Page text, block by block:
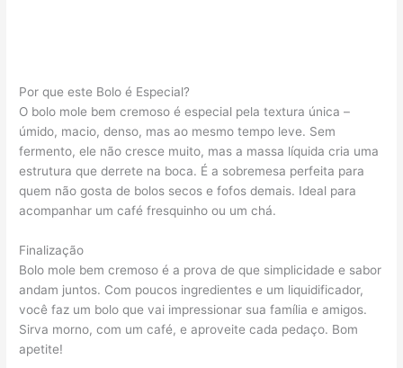
Por que este Bolo é Especial?
O bolo mole bem cremoso é especial pela textura única –
úmido, macio, denso, mas ao mesmo tempo leve. Sem
fermento, ele não cresce muito, mas a massa líquida cria uma
estrutura que derrete na boca. É a sobremesa perfeita para
quem não gosta de bolos secos e fofos demais. Ideal para
acompanhar um café fresquinho ou um chá.
Finalização
Bolo mole bem cremoso é a prova de que simplicidade e sabor
andam juntos. Com poucos ingredientes e um liquidificador,
você faz um bolo que vai impressionar sua família e amigos.
Sirva morno, com um café, e aproveite cada pedaço. Bom
apetite!